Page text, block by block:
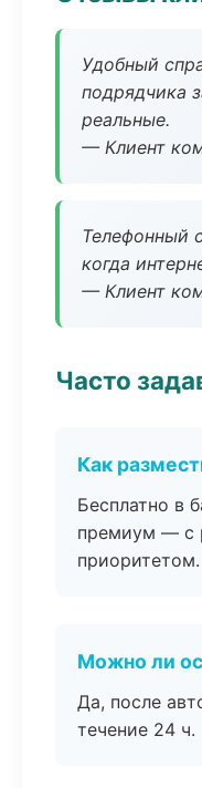
Удобный
подрядчика
реальные.
— Клиент
Телефонный
когда
— Клиент
Часто
Как
Бесплатно в
премиум — с
приоритетом.
Можно ли
Да, после
течение 24 ч.